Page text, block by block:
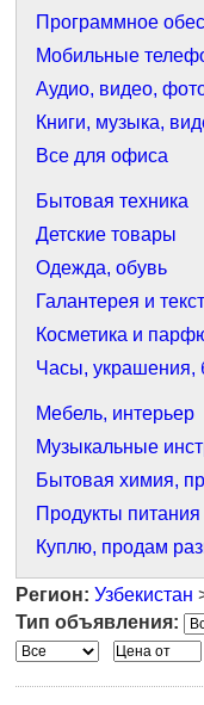
Программное
Мобильные
Аудио, видео,
Книги, музыка,
Все для офиса
Бытовая техника
Детские товары
Одежда, обувь
Галантерея и
Косметика и
Часы, украшения,
Мебель, интерьер
Музыкальные
Бытовая химия,
Продукты питания
Куплю, продам
Регион: Узбекистан
Тип объявления: